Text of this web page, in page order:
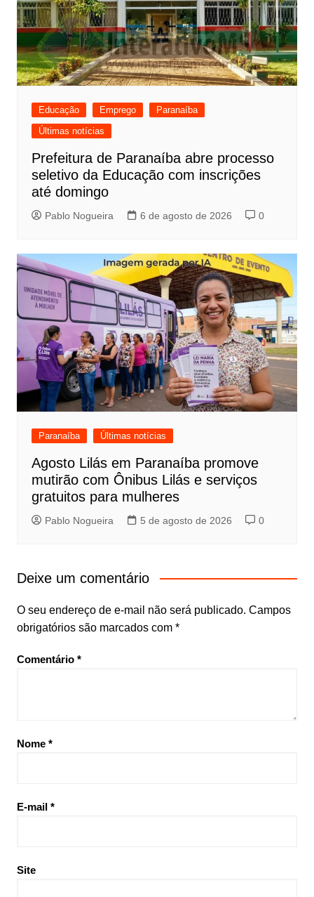
Educação Emprego
Paranaíba
Últimas notícias
Prefeitura de Paranaíba abre processo
seletivo da Educação com inscrições
até domingo
Pablo Nogueira 6 de agosto de 2026 0
Paranaíba Últimas notícias
Agosto Lilás em Paranaíba promove
mutirão com Ônibus Lilás e serviços
gratuitos para mulheres
Pablo Nogueira 5 de agosto de 2026 0
Deixe um comentário
O seu endereço de e-mail não será publicado. Campos
obrigatórios são marcados com *
Comentário *
Nome *
E-mail *
Site